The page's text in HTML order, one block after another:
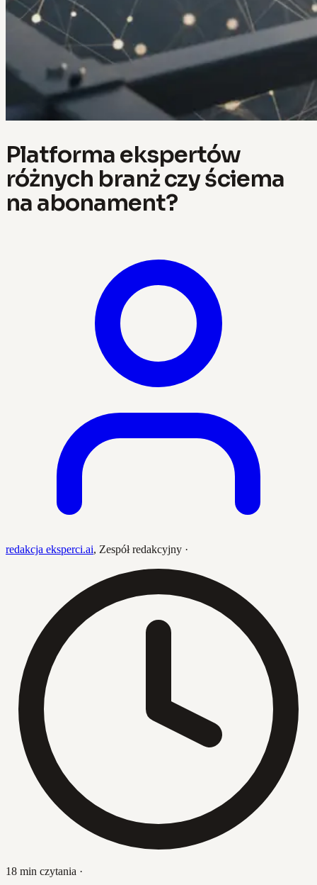
Platforma ekspertów
różnych branż czy ściema
na abonament?
redakcja eksperci.ai, Zespół redakcyjny ·
18 min czytania ·